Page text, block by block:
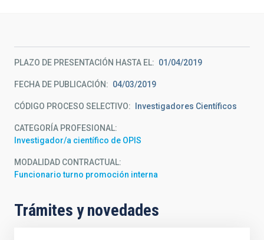
PLAZO DE PRESENTACIÓN HASTA EL 01/04/2019
FECHA DE PUBLICACIÓN 04/03/2019
CÓDIGO PROCESO SELECTIVO Investigadores Científicos
CATEGORÍA PROFESIONAL
Investigador/a científico de OPIS
MODALIDAD CONTRACTUAL
Funcionario turno promoción interna
Trámites y novedades